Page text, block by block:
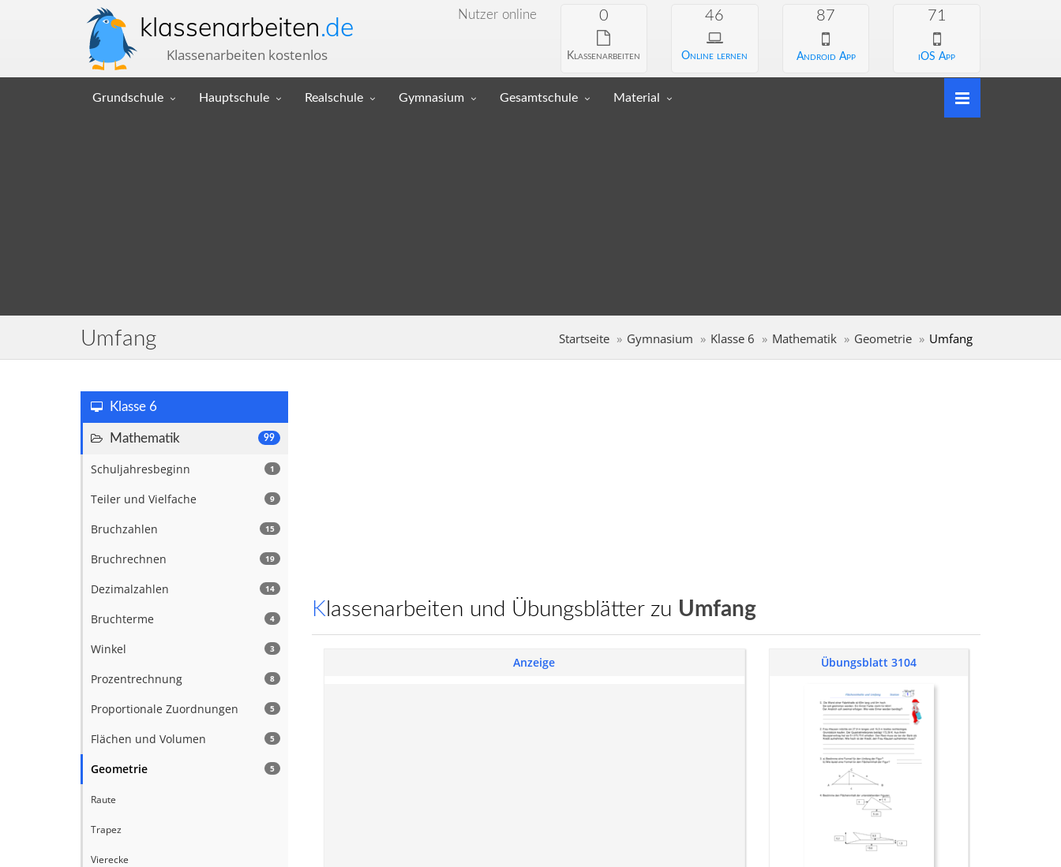
klassenarbeiten.de
Klassenarbeiten kostenlos
Nutzer online 0
Klassenarbeiten
46
Online lernen
87
Android App
71
iOS App
Grundschule Hauptschule Realschule Gymnasium Gesamtschule Material
Umfang Startseite Gymnasium Klasse 6 Mathematik Geometrie Umfang
Klasse 6
99
Mathematik
1
Schuljahresbeginn
9
Teiler und Vielfache
15
Bruchzahlen
19
Bruchrechnen
14
Dezimalzahlen
4
Bruchterme
3
Winkel
8
Prozentrechnung
5
Proportionale Zuordnungen
5
Flächen und Volumen
5
Geometrie
Raute
Trapez
Vierecke
Klassenarbeiten und Übungsblätter zu Umfang
Anzeige Übungsblatt 3104